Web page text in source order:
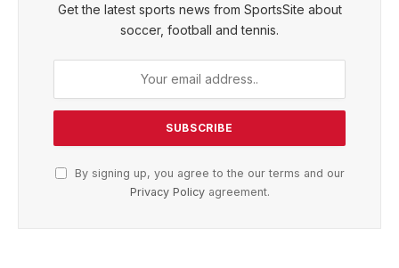
Get the latest sports news from SportsSite about
soccer, football and tennis.
By signing up, you agree to the our terms and our
Privacy Policyagreement.